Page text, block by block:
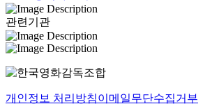
관련기관
개인정보 처리방침이메일무단수집거부